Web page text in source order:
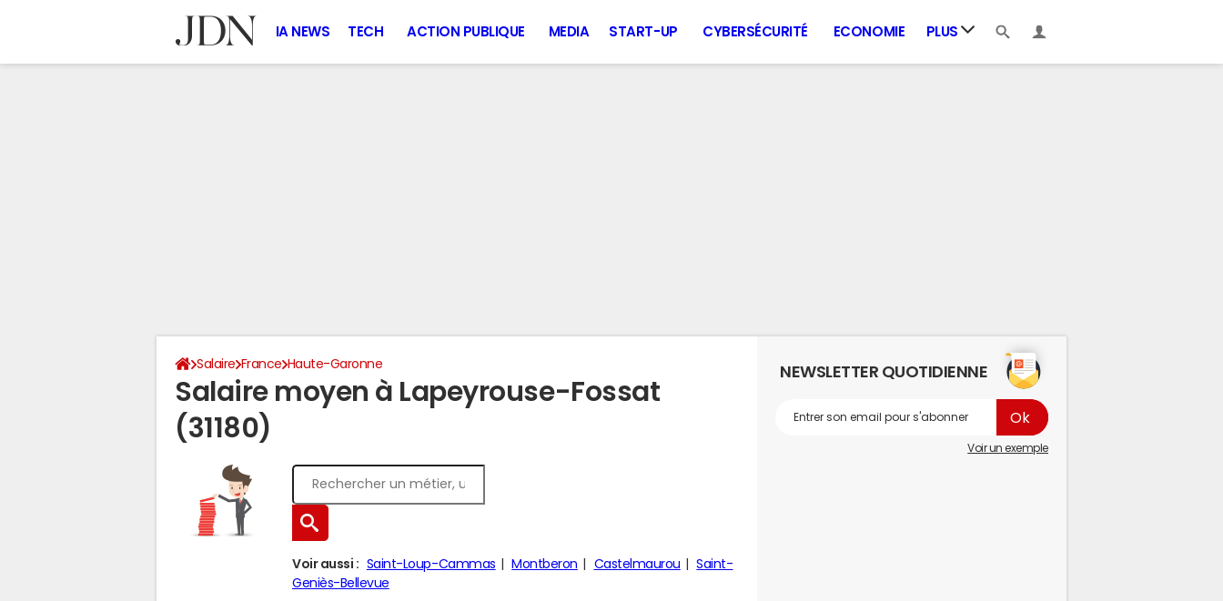
IA NEWS TECH ACTION PUBLIQUE MEDIA START-UP CYBERSÉCURITÉ ECONOMIE PLUS
Salaire France Haute-Garonne
Salaire moyen à Lapeyrouse-Fossat
(31180)
Voir aussi : Saint-Loup-Cammas Montberon Castelmaurou
Saint-
Geniès-Bellevue
NEWSLETTER QUOTIDIENNE
Voir un exemple